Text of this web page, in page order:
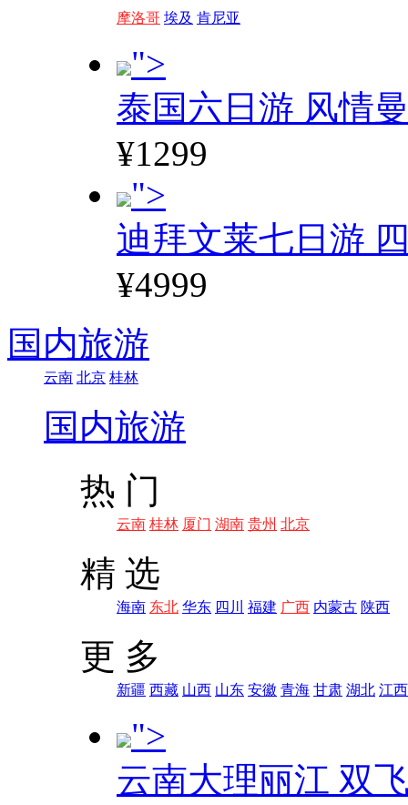
摩洛哥 埃及 肯尼亚
">
泰国六日游 风情
¥1299
">
迪拜文莱七日游
¥4999
国内旅游
云南 北京 桂林
国内旅游
热 门
云南 桂林 厦门 湖南 贵州 北京
精 选
海南 东北 华东 四川 福建 广西 内蒙古 陕西
更 多
新疆 西藏 山西 山东 安徽 青海 甘肃 湖北 江西
">
云南大理丽江 双